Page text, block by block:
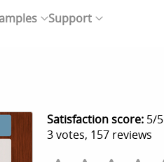
Support
Satisfaction score: 5/5
3votes, 157 reviews